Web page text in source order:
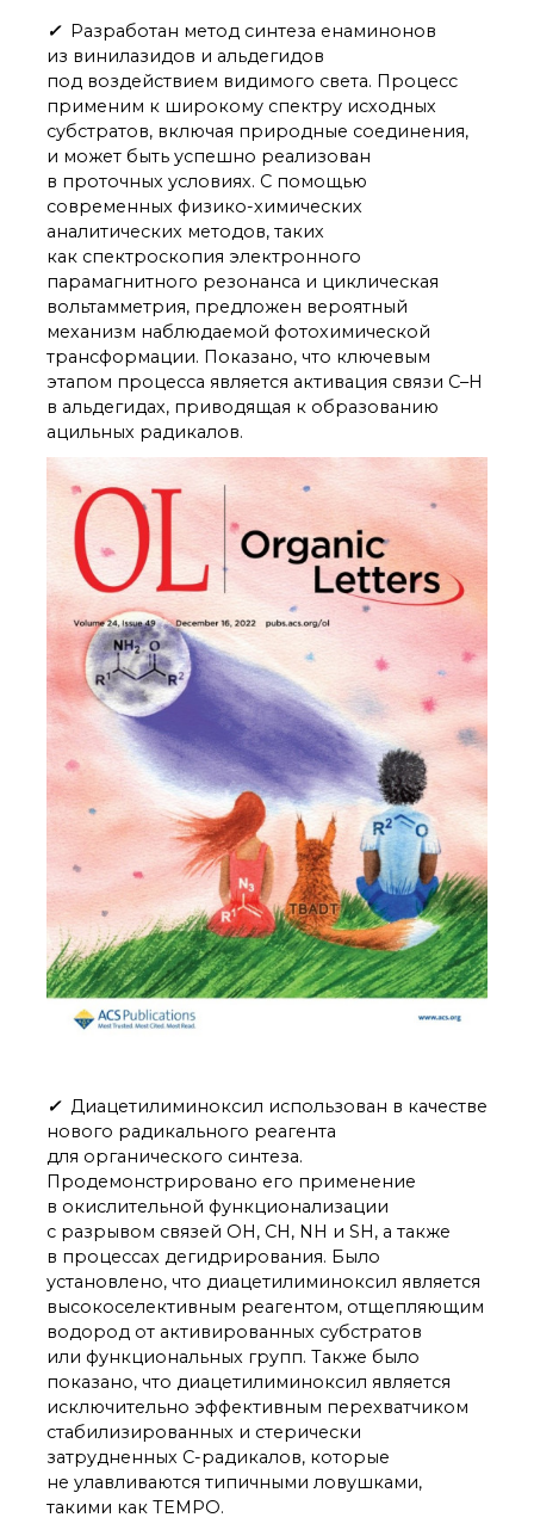
✓ Разработан метод синтеза енаминонов
из винилазидов и альдегидов
под воздействием видимого света. Процесс
применим к широкому спектру исходных
субстратов, включая природные соединения,
и может быть успешно реализован
в проточных условиях. С помощью
современных физико-химических
аналитических методов, таких
как спектроскопия электронного
парамагнитного резонанса и циклическая
вольтамметрия, предложен вероятный
механизм наблюдаемой фотохимической
трансформации. Показано, что ключевым
этапом процесса является активация связи C–H
в альдегидах, приводящая к образованию
ацильных радикалов.
✓ Диацетилиминоксил использован в качестве
нового радикального реагента
для органического синтеза.
Продемонстрировано его применение
в окислительной функционализации
с разрывом связей OH, CH, NH и SH, а также
в процессах дегидрирования. Было
установлено, что диацетилиминоксил является
высокоселективным реагентом, отщепляющим
водород от активированных субстратов
или функциональных групп. Также было
показано, что диацетилиминоксил является
исключительно эффективным перехватчиком
стабилизированных и стерически
затрудненных С-радикалов, которые
не улавливаются типичными ловушками,
такими как TEMPO.